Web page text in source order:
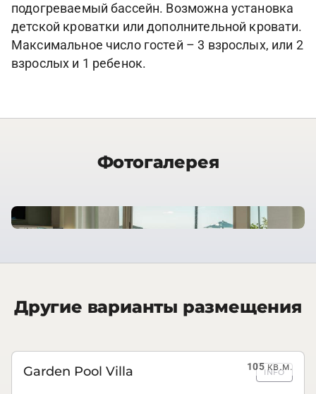
подогреваемый бассейн. Возможна установка
детской кроватки или дополнительной кровати.
Максимальное число гостей – 3 взрослых, или 2
взрослых и 1 ребенок.
Фотогалерея
Другие варианты размещения
105кв.м.
Garden Pool Villa INFO